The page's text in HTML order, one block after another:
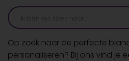
Op zoek naar de perfecte
personaliseren? Bij ons vind je